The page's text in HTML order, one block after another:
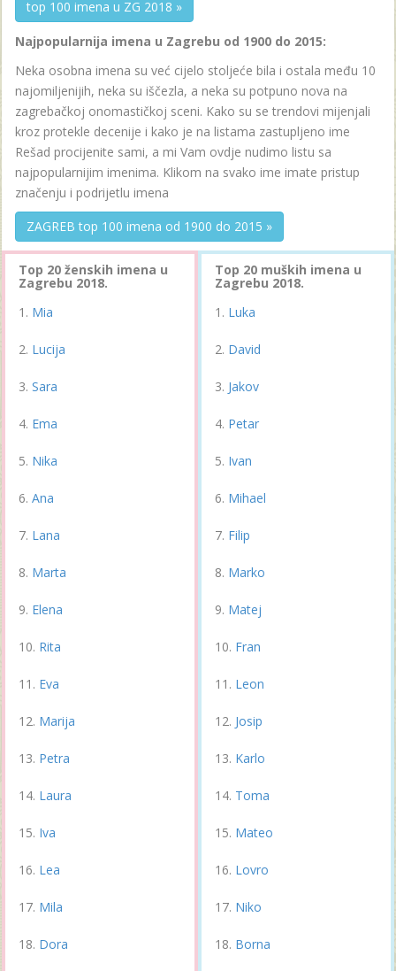
top 100 imena u ZG 2018 »
Najpopularnija imena u Zagrebu od 1900 do 2015:
Neka osobna imena su već cijelo stoljeće bila i ostala među 10
najomiljenijih, neka su iščezla, a neka su potpuno nova na
zagrebačkoj onomastičkoj sceni. Kako su se trendovi mijenjali
kroz protekle decenije i kako je na listama zastupljeno ime
Rešad procijenite sami, a mi Vam ovdje nudimo listu sa
najpopularnijim imenima. Klikom na svako ime imate pristup
značenju i podrijetlu imena
ZAGREB top 100 imena od 1900 do 2015 »
Top 20 ženskih imena u
Zagrebu 2018.
Mia
Lucija
Sara
Ema
Nika
Ana
Lana
Marta
Elena
Rita
Eva
Marija
Petra
Laura
Iva
Lea
Mila
Dora
Top 20 muških imena u
Zagrebu 2018.
Luka
David
Jakov
Petar
Ivan
Mihael
Filip
Marko
Matej
Fran
Leon
Josip
Karlo
Toma
Mateo
Lovro
Niko
Borna